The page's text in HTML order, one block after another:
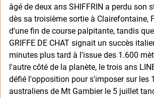
âgé de deux ans SHIFFRIN a perdu son
dès sa troisième sortie à Clairefontaine,
d'une fin de course palpitante, tandis
GRIFFE DE CHAT signait un succès
minutes plus tard à l'issue des 1.600
l'autre côté de la planète, le trois ans
défié l'opposition pour s'imposer sur les
australiens de Mt Gambier le 5 juillet